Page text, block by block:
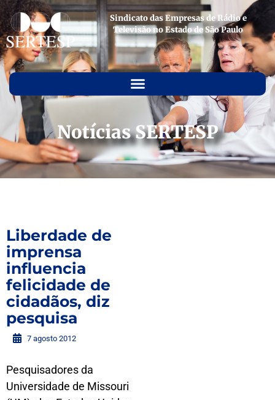
Sindicato das Empresas de Rádio e
Televisão no Estado de São Paulo
Notícias SERTESP
Liberdade de
imprensa
influencia
felicidade de
cidadãos, diz
pesquisa
7 agosto 2012
Pesquisadores da
Universidade de Missouri